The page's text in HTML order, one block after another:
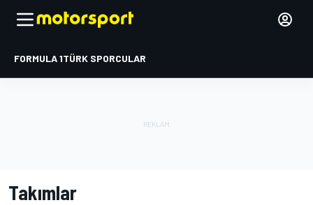
FORMULA 1TÜRK SPORCULAR
Takımlar